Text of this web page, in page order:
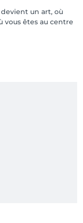
un art, où
vous êtes au centre